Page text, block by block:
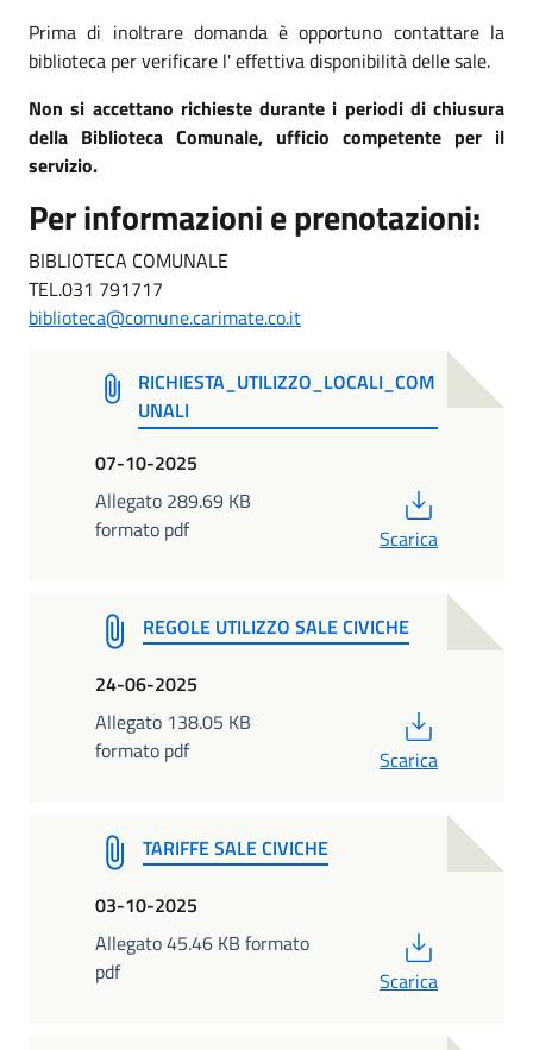
Prima di inoltrare domanda è opportuno contattare la
biblioteca per verificare l' effettiva disponibilità delle sale.
Non si accettano richieste durante i periodi di chiusura
della Biblioteca Comunale, ufficio competente per il
servizio.
Per informazioni e prenotazioni:
BIBLIOTECA COMUNALE
TEL.031 791717
biblioteca@comune.carimate.co.it
RICHIESTA_UTILIZZO_LOCALI_COM
UNALI
07-10-2025
Allegato 289.69 KB
formato pdf
Scarica
REGOLE UTILIZZO SALE CIVICHE
24-06-2025
Allegato 138.05 KB
formato pdf
Scarica
TARIFFE SALE CIVICHE
03-10-2025
Allegato 45.46 KB formato
pdf
Scarica